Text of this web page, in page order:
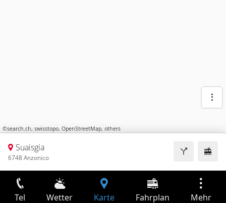
©search.ch, swisstopo, OpenStreetMap, others
Suaisgia
6748 Anzonico
Tel Wetter Karte Fahrplan Mehr